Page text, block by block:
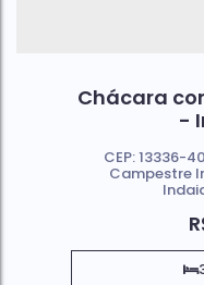
Chácara
-
CEP: 13336-
Campestre